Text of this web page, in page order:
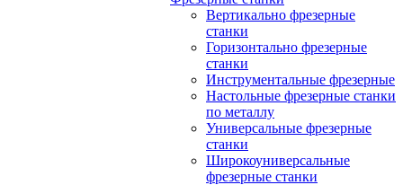
Вертикально фрезерные
станки
Горизонтально фрезерные
станки
Инструментальные фрезерные
Настольные фрезерные станки
по металлу
Универсальные фрезерные
станки
Широкоуниверсальные
фрезерные станки